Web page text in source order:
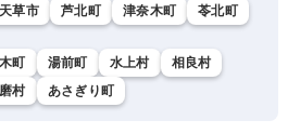
天草市 芦北町 津奈木町 苓北町
町 湯前町 水上村
相良村
村 あさぎり町